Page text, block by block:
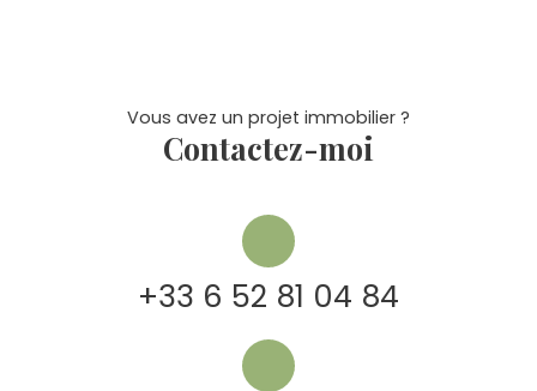
Vous avez un projet immobilier ?
Contactez-moi
+33 6 52 81 04 84